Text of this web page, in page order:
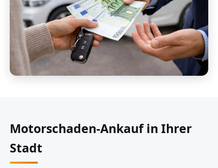
Motorschaden-Ankauf in Ihrer
Stadt